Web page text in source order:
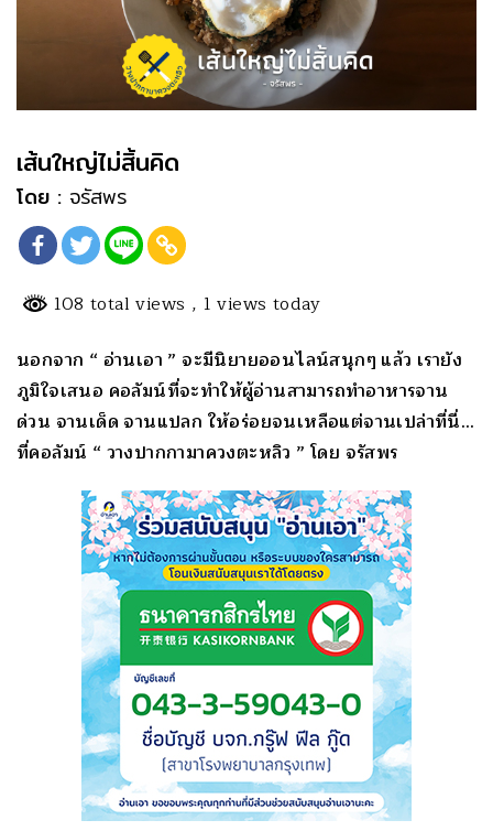
เส้นใหญ่ไม่สิ้นคิด
โดย : จรัสพร
108 total views , 1 views today
นอกจาก “ อ่านเอา ” จะมีนิยายออนไลน์สนุกๆ แล้ว เรายัง
ภูมิใจเสนอ คอลัมน์ที่จะทำให้ผู้อ่านสามารถทำอาหารจาน
ด่วน จานเด็ด จานแปลก ให้อร่อยจนเหลือแต่จานเปล่าที่นี่…
ที่คอลัมน์ “ วางปากกามาควงตะหลิว ” โดย จรัสพร